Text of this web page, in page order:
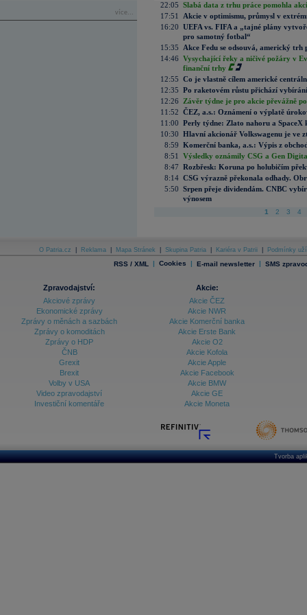
více...
22:05 Slabá data z trhu práce pomohla
17:51
Akcie v optimismu, průmysl v
16:20 UEFA vs. FIFA a „tajné plány
pro samotný fotbal“
15:35
Akce Fedu se odsouvá, americký
14:46 Vysychající řeky a ničivé požáry v
finanční trhy
12:55 Co je vlastně cílem americké
12:35 Po raketovém růstu přichází
12:26
Závěr týdne je pro akcie převážně
11:52 ČEZ, a.s.: Oznámení o výplatě
11:00 Perly týdne: Zlato nahoru a SpaceX
10:30 Hlavní akcionář Volkswagenu je ve
8:59 Komerční banka, a.s.: Výpis z
8:51
Výsledky oznámily CSG a Gen
8:47 Rozbřesk: Koruna po holubičím
8:14 CSG výrazně překonala odhady.
5:50 Srpen přeje dividendám. CNBC
výnosem
1 2 3 4
O Patria.cz Reklama Mapa Stránek Skupina Patria Kariéra v Patrii Podmínky
RSS / XML | Cookies | E-mail newsletter | SMS
Zpravodajství:
Akciové zprávy
Ekonomické zprávy
Zprávy o měnách a sazbách
Zprávy o komoditách
Zprávy o HDP
ČNB
Grexit
Brexit
Volby v USA
Video zpravodajství
Investiční komentáře
Akcie:
Akcie ČEZ
Akcie NWR
Akcie Komerční banka
Akcie Erste Bank
Akcie O2
Akcie Kofola
Akcie Apple
Akcie Facebook
Akcie BMW
Akcie GE
Akcie Moneta
Tvorba